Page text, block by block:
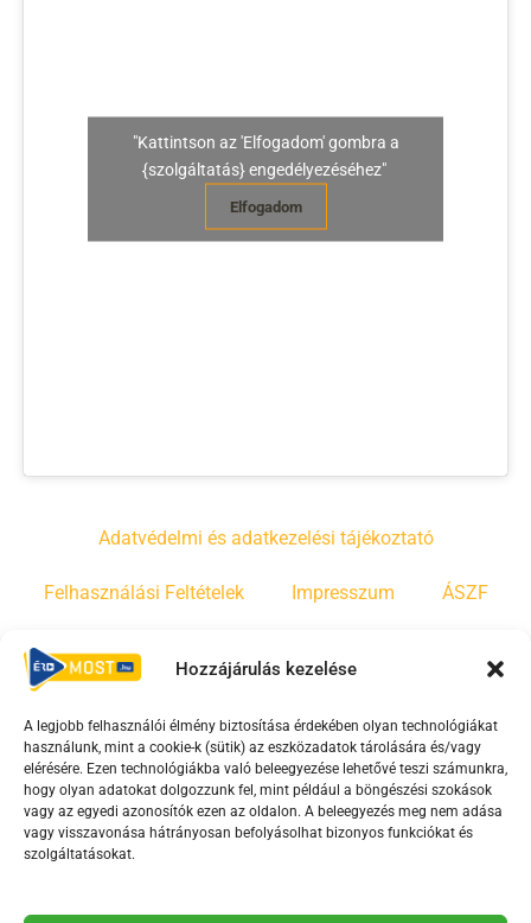
Hozzájárulás kezelése
A legjobb felhasználói élmény biztosítása érdekében olyan technológiákat
használunk, mint a cookie-k (sütik) az eszközadatok tárolására és/vagy
elérésére. Ezen technológiákba való beleegyezése lehetővé teszi számunkra,
hogy olyan adatokat dolgozzunk fel, mint például a böngészési szokások
vagy az egyedi azonosítók ezen az oldalon. A beleegyezés meg nem adása
vagy visszavonása hátrányosan befolyásolhat bizonyos funkciókat és
szolgáltatásokat.
"Kattintson az 'Elfogadom' gombra a
{szolgáltatás} engedélyezéséhez"
Elfogadom
Adatvédelmi és adatkezelési tájékoztató
Felhasználási Feltételek Impresszum ÁSZF
Irányelvek
F
a
c
e
b
o
Y
o
u
t
u
e
T
i
k
t
Az Érd Média médiaszolgáltatási tevékenységét a